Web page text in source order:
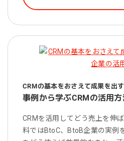
CRMの基本をおさえて成果を出す
事例から学ぶCRMの活用方
CRMを活用してどう売上を伸
料ではBtoC、BtoB企業の実例